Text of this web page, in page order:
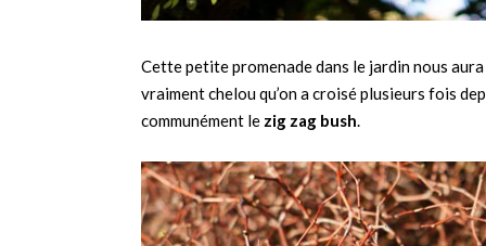
Cette petite promenade dans le jardin nous
vraiment chelou qu’on a croisé plusieurs fois
communément le zig zag bush.